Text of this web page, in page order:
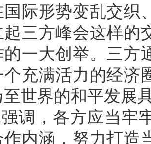
国际形势变乱交织
起三方峰会这样的
的一大创举。三方
个充满活力的经济
至世界的和平发展
调，各方应当牢
作内涵，努力打造